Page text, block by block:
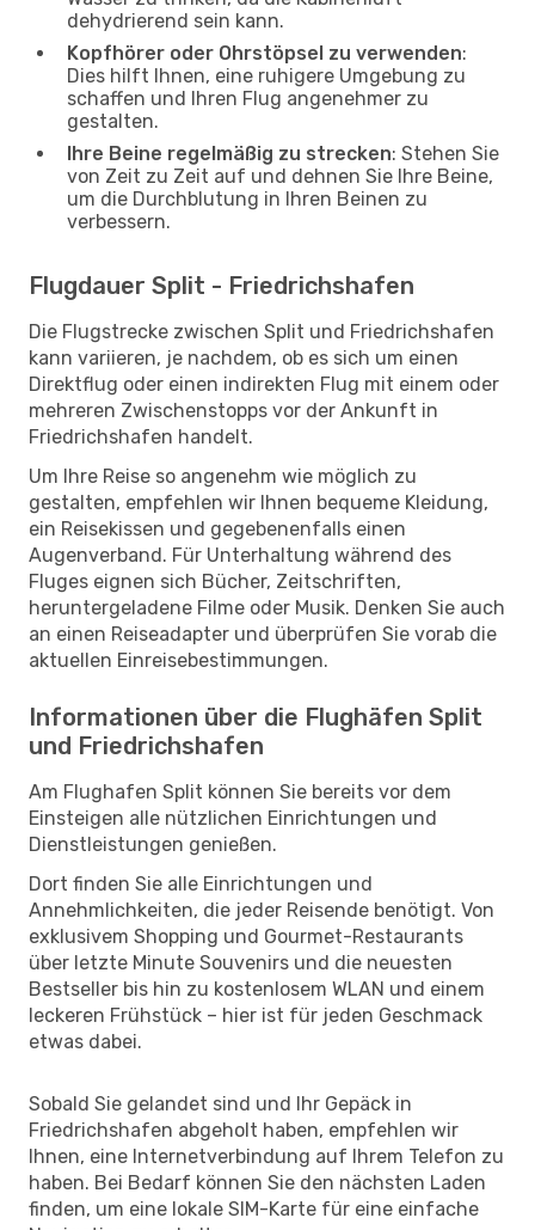
dehydrierend sein kann.
Kopfhörer oder Ohrstöpsel zu verwenden:
Dies hilft Ihnen, eine ruhigere Umgebung zu
schaffen und Ihren Flug angenehmer zu
gestalten.
Ihre Beine regelmäßig zu strecken: Stehen Sie
von Zeit zu Zeit auf und dehnen Sie Ihre Beine,
um die Durchblutung in Ihren Beinen zu
verbessern.
Flugdauer Split - Friedrichshafen
Die Flugstrecke zwischen Split und Friedrichshafen
kann variieren, je nachdem, ob es sich um einen
Direktflug oder einen indirekten Flug mit einem oder
mehreren Zwischenstopps vor der Ankunft in
Friedrichshafen handelt.
Um Ihre Reise so angenehm wie möglich zu
gestalten, empfehlen wir Ihnen bequeme Kleidung,
ein Reisekissen und gegebenenfalls einen
Augenverband. Für Unterhaltung während des
Fluges eignen sich Bücher, Zeitschriften,
heruntergeladene Filme oder Musik. Denken Sie auch
an einen Reiseadapter und überprüfen Sie vorab die
aktuellen Einreisebestimmungen.
Informationen über die Flughäfen Split
und Friedrichshafen
Am Flughafen Split können Sie bereits vor dem
Einsteigen alle nützlichen Einrichtungen und
Dienstleistungen genießen.
Dort finden Sie alle Einrichtungen und
Annehmlichkeiten, die jeder Reisende benötigt. Von
exklusivem Shopping und Gourmet-Restaurants
über letzte Minute Souvenirs und die neuesten
Bestseller bis hin zu kostenlosem WLAN und einem
leckeren Frühstück – hier ist für jeden Geschmack
etwas dabei.
Sobald Sie gelandet sind und Ihr Gepäck in
Friedrichshafen abgeholt haben, empfehlen wir
Ihnen, eine Internetverbindung auf Ihrem Telefon zu
haben. Bei Bedarf können Sie den nächsten Laden
finden, um eine lokale SIM-Karte für eine einfache